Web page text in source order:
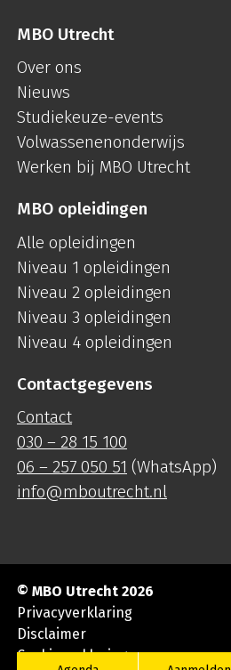
MBO Utrecht
Over ons
Nieuws
Studiekeuze-events
Volwassenenonderwijs
Werken bij MBO Utrecht
MBO opleidingen
Alle opleidingen
Niveau 1 opleidingen
Niveau 2 opleidingen
Niveau 3 opleidingen
Niveau 4 opleidingen
Contactgegevens
Contact
030 – 28 15 100
06 – 257 050 51 (WhatsApp)
info@mboutrecht.nl
© MBO Utrecht 2026
Privacyverklaring
Disclaimer
Cookieverklaring